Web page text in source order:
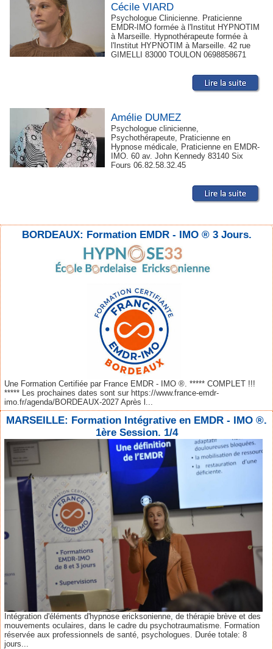
Cécile VIARD
Psychologue Clinicienne. Praticienne
EMDR-IMO formée à l'Institut HYPNOTIM
à Marseille. Hypnothérapeute formée à
l'Institut HYPNOTIM à Marseille. 42 rue
GIMELLI 83000 TOULON 0698858671
Amélie DUMEZ
Psychologue clinicienne,
Psychothérapeute, Praticienne en
Hypnose médicale, Praticienne en EMDR-
IMO. 60 av. John Kennedy 83140 Six
Fours 06.82.58.32.45
BORDEAUX: Formation EMDR - IMO ® 3 Jours.
Une Formation Certifiée par France EMDR - IMO ®. ***** COMPLET !!!
***** Les prochaines dates sont sur https://www.france-emdr-
imo.fr/agenda/BORDEAUX-2027 Après l...
MARSEILLE: Formation Intégrative en EMDR - IMO ®.
1ère Session. 1/4
Intégration d'éléments d'hypnose ericksonienne, de thérapie brève et des
mouvements oculaires, dans le cadre du psychotraumatisme. Formation
réservée aux professionnels de santé, psychologues. Durée totale: 8
jours...